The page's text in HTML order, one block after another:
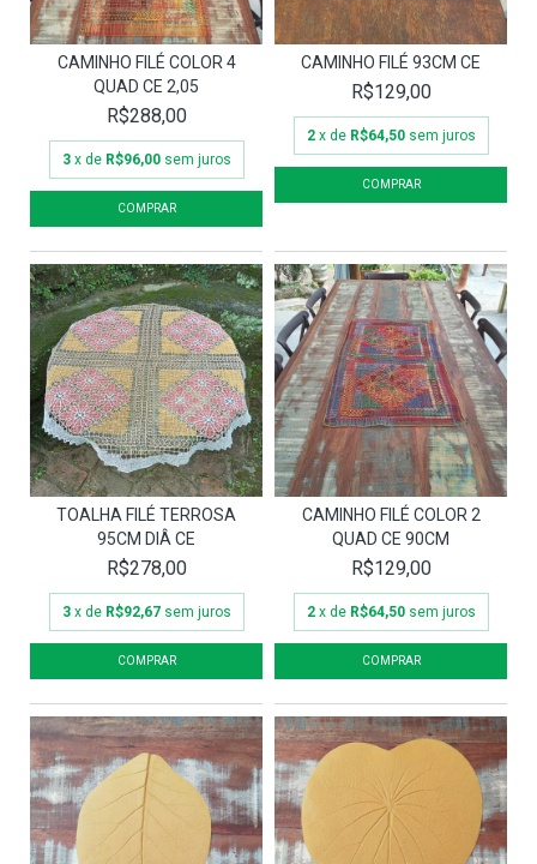
CAMINHO FILÉ COLOR 4
QUAD CE 2,05
R$288,00
3 x de R$96,00 sem juros
CAMINHO FILÉ 93CM CE
R$129,00
2 x de R$64,50 sem juros
TOALHA FILÉ TERROSA
95CM DIÂ CE
R$278,00
3 x de R$92,67 sem juros
CAMINHO FILÉ COLOR 2
QUAD CE 90CM
R$129,00
2 x de R$64,50 sem juros